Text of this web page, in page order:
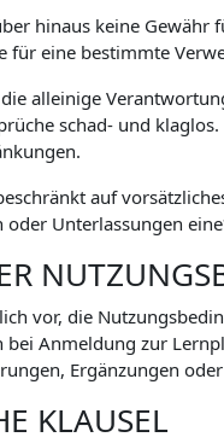
hinaus keine
für eine bestimmte
alleinige
schad- und
auf
Unterlassungen
vor, die
Anmeldung zur
Ergänzungen
KLAUSEL